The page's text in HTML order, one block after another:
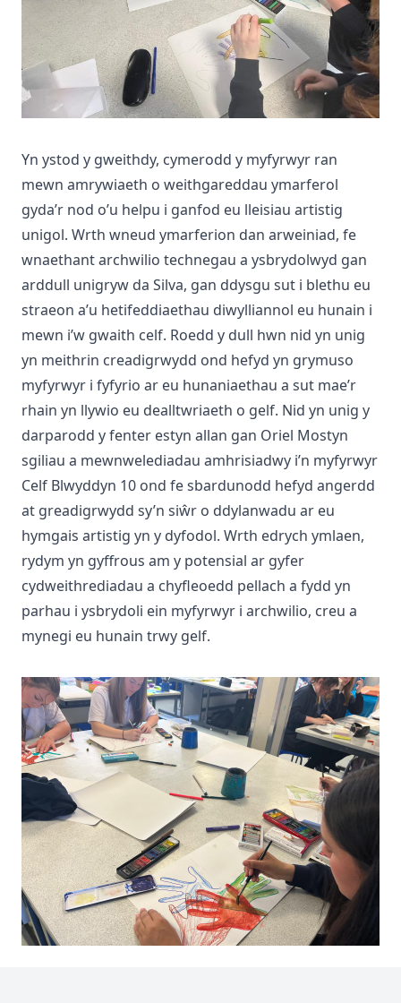
Yn ystod y gweithdy, cymerodd y myfyrwyr ran
mewn amrywiaeth o weithgareddau ymarferol
gyda’r nod o’u helpu i ganfod eu lleisiau artistig
unigol. Wrth wneud ymarferion dan arweiniad, fe
wnaethant archwilio technegau a ysbrydolwyd gan
arddull unigryw da Silva, gan ddysgu sut i blethu eu
straeon a’u hetifeddiaethau diwylliannol eu hunain i
mewn i’w gwaith celf. Roedd y dull hwn nid yn unig
yn meithrin creadigrwydd ond hefyd yn grymuso
myfyrwyr i fyfyrio ar eu hunaniaethau a sut mae’r
rhain yn llywio eu dealltwriaeth o gelf. Nid yn unig y
darparodd y fenter estyn allan gan Oriel Mostyn
sgiliau a mewnwelediadau amhrisiadwy i’n myfyrwyr
Celf Blwyddyn 10 ond fe sbardunodd hefyd angerdd
at greadigrwydd sy’n siŵr o ddylanwadu ar eu
hymgais artistig yn y dyfodol. Wrth edrych ymlaen,
rydym yn gyffrous am y potensial ar gyfer
cydweithrediadau a chyfleoedd pellach a fydd yn
parhau i ysbrydoli ein myfyrwyr i archwilio, creu a
mynegi eu hunain trwy gelf.